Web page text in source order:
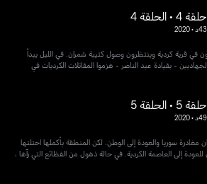
حلقة 4 • الحلقة 4
43د •
2020
في قرية كردية وينتظرون وصول كتيبة شمران. في الليل يبدأ
- بقيادة عبد الناصر - هزموا المقاتلات الكرديات في
حلقة 5 • الحلقة 5
49د •
2020
مغادرة سوريا والعودة إلى الوطن. لكن المنطقة بأكملها احتلتها
إلى العاصمة الكردية. في حالة ذهول من الفظائع التي رآها ،